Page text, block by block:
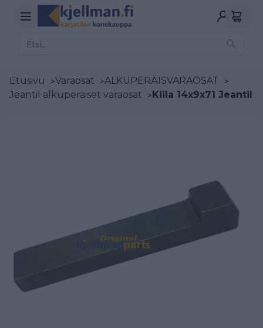
Etusivu >Varaosat >ALKUPERÄISVARAOSAT >
Jeantil alkuperäiset varaosat >Kiila 14x9x71 Jeantil